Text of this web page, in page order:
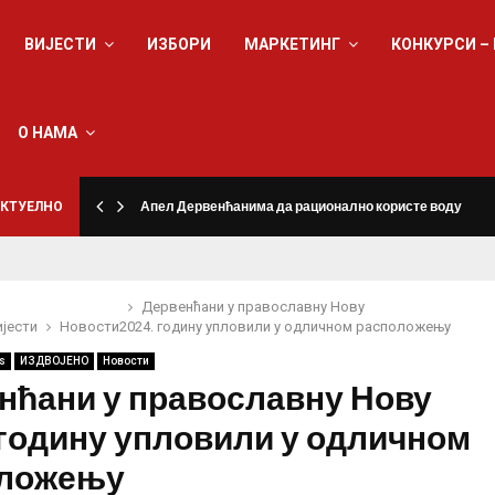
ВИЈЕСТИ ИЗБОРИ МАРКЕТИНГ КОНКУРСИ
О НАМА
Апел Дервенћанима да рационално користе воду
Новости
Дервенћани у православну Нову
2024. годину упловили у одличном расположењу
ИЗДВОЈЕНО Новости
у православну Нову
упловили у одличном